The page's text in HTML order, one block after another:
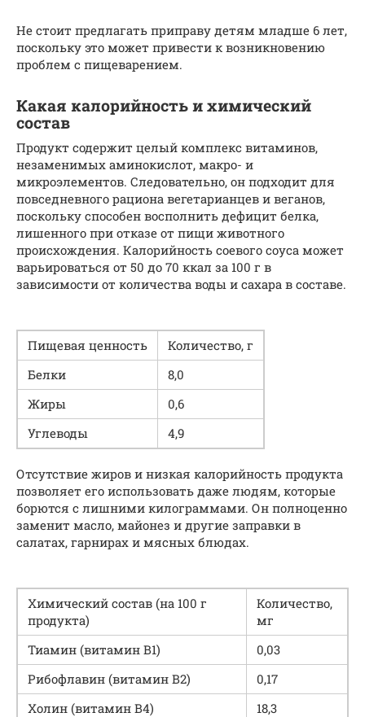
Не стоит предлагать приправу детям младше 6 лет,
поскольку это может привести к возникновению
проблем с пищеварением.
Какая калорийность и химический
состав
Продукт содержит целый комплекс витаминов,
незаменимых аминокислот, макро- и
микроэлементов. Следовательно, он подходит для
повседневного рациона вегетарианцев и веганов,
поскольку способен восполнить дефицит белка,
лишенного при отказе от пищи животного
происхождения. Калорийность соевого соуса может
варьироваться от 50 до 70 ккал за 100 г в
зависимости от количества воды и сахара в составе.
Пищевая ценность
Количество, г
Белки
8,0
Жиры
0,6
Углеводы
4,9
Отсутствие жиров и низкая калорийность продукта
позволяет его использовать даже людям, которые
борются с лишними килограммами. Он полноценно
заменит масло, майонез и другие заправки в
салатах, гарнирах и мясных блюдах.
Химический состав (на 100 г
продукта)
Количество,
мг
Тиамин (витамин В1)
0,03
Рибофлавин (витамин В2)
0,17
Холин (витамин В4)
18,3